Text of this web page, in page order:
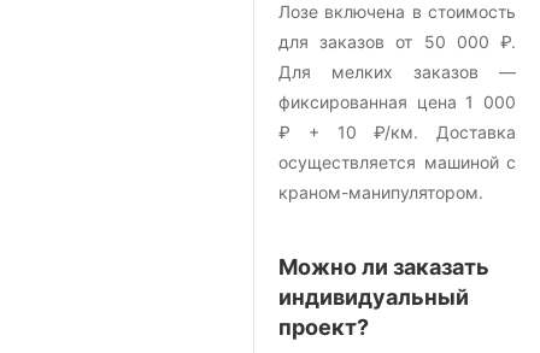
Лозе включена в стоимость
для заказов от 50 000 ₽.
Для мелких заказов —
фиксированная цена 1 000
₽ + 10 ₽/км. Доставка
осуществляется машиной с
краном-манипулятором.
Можно ли заказать
индивидуальный
проект?